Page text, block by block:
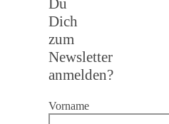
Du
Dich
zum
Newsletter
anmelden?
Vorname